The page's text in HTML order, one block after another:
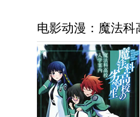
电影动漫 ： 魔法科